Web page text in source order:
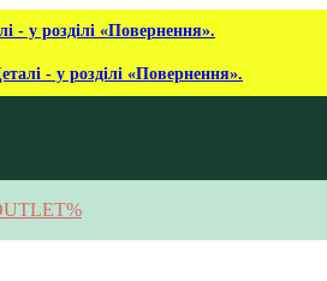
- у розділі «Повернення».
- у розділі «Повернення».